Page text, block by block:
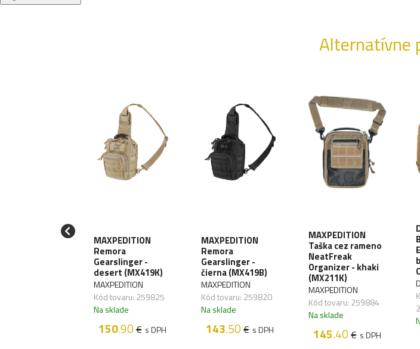
Alternatívne
MAXPEDITION
Remora
Gearslinger -
desert (MX419K)
MAXPEDITION
Kód tovaru: 259825
Na sklade
150.90€ s DPH
MAXPEDITION
Remora
Gearslinger -
čierna (MX419B)
MAXPEDITION
Kód tovaru: 259820
Na sklade
143.50€ s DPH
MAXPEDITION
Taška cez rameno
NeatFreak
Organizer - khaki
(MX211K)
MAXPEDITION
Kód tovaru: 259884
Na sklade
145.40€ s DPH